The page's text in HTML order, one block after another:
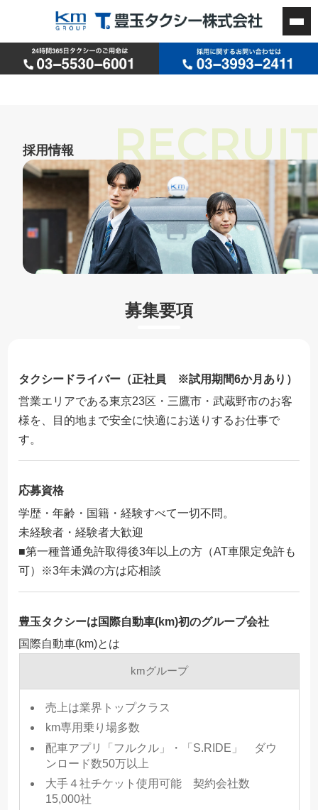
RECRUIT
募集要項
タクシードライバー（正社員 ※試用期間6か月あり）
営業エリアである東京23区・三鷹市・武蔵野市のお客
様を、目的地まで安全に快適にお送りするお仕事で
す。
応募資格
学歴・年齢・国籍・経験すべて一切不問。
未経験者・経験者大歓迎
■第一種普通免許取得後3年以上の方（AT車限定免許も
可）※3年未満の方は応相談
豊玉タクシーは国際自動車(km)初のグループ会社
国際自動車(km)とは
kmグループ
売上は業界トップクラス
km専用乗り場多数
配車アプリ「フルクル」・「S.RIDE」 ダウ
ンロード数50万以上
大手４社チケット使用可能 契約会社数
15,000社